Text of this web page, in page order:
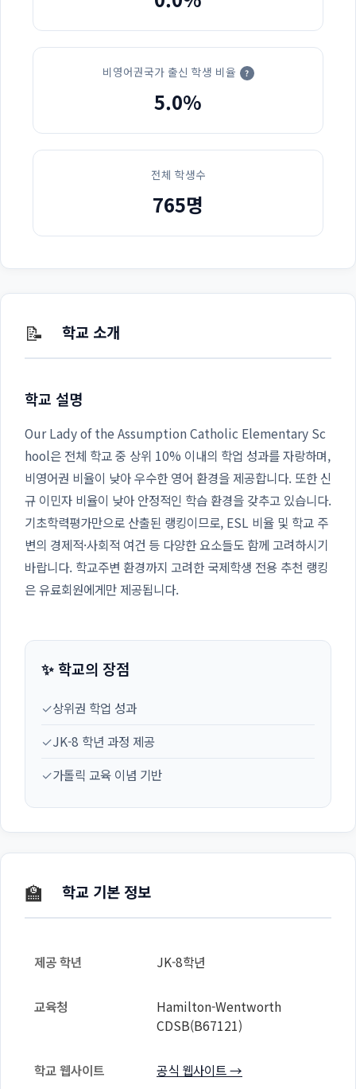
비영어권국가 출신 학생 비율 ?
5.0%
전체 학생수
765명
📝 학교 소개
학교 설명
Our Lady of the Assumption Catholic Elementary Sc
hool은 전체 학교 중 상위 10% 이내의 학업 성과를 자랑하며,
비영어권 비율이 낮아 우수한 영어 환경을 제공합니다. 또한 신
규 이민자 비율이 낮아 안정적인 학습 환경을 갖추고 있습니다.
기초학력평가만으로 산출된 랭킹이므로, ESL 비율 및 학교 주
변의 경제적·사회적 여건 등 다양한 요소들도 함께 고려하시기
바랍니다. 학교주변 환경까지 고려한 국제학생 전용 추천 랭킹
은 유료회원에게만 제공됩니다.
✨ 학교의 장점
✓상위권 학업 성과
✓JK-8 학년 과정 제공
✓가톨릭 교육 이념 기반
🏫 학교 기본 정보
제공 학년 JK-8학년
교육청
Hamilton-Wentworth
CDSB(B67121)
학교 웹사이트 공식 웹사이트 →